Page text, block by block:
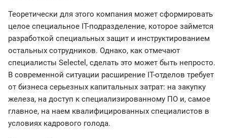
Теоретически для этого компания может сформировать
целое специальное IT-подразделение, которое займется
разработкой специальных защит и инструктированием
остальных сотрудников. Однако, как отмечают
специалисты Selectel, сделать это может быть непросто.
В современной ситуации расширение IT-отделов требует
от бизнеса серьезных капитальных затрат: на закупку
железа, на доступ к специализированному ПО и, самое
главное, на наем квалифицированных специалистов в
условиях кадрового голода.